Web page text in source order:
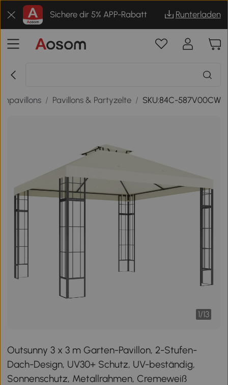
Sichere dir 5% APP-Rabatt Runterladen
/ Pavillons & Partyzelte / SKU:84C-587V00CW
1/13
Outsunny 3 x 3 m Garten-Pavillon, 2-Stufen-
Dach-Design, UV30+ Schutz, UV-beständig,
Sonnenschutz, Metallrahmen, Cremeweiß